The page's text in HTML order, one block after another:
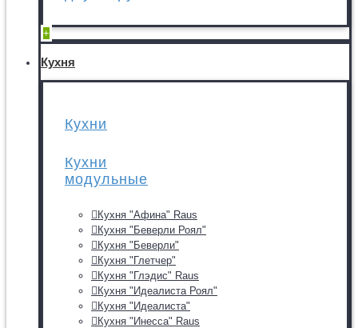
+
Кухня
Кухни
Кухни
модульные
Кухня "Афина" Raus
Кухня "Беверли Роял"
Кухня "Беверли"
Кухня "Глетчер"
Кухня "Глэдис" Raus
Кухня "Идеалиста Роял"
Кухня "Идеалиста"
Кухня "Инесса" Raus